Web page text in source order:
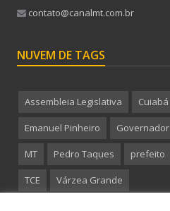
contato@canalmt.com.br
NUVEM DE TAGS
Assembleia Legislativa Cuiabá
Emanuel Pinheiro Governador
MT Pedro Taques prefeito
TCE Várzea Grande